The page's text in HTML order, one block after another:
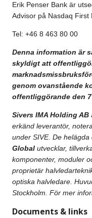
Erik Penser Bank är
Advisor på Nasdaq First
Tel: +46 8 463 80 00
Denna information är
skyldigt att
genom ovanstående
offentliggörande den
Sivers IMA Holding AB
erkänd leverantör,
under SIVE. De helägda
Global utvecklar,
komponenter, moduler
proprietär
optiska halvledare.
Stockholm. För mer
Documents & links